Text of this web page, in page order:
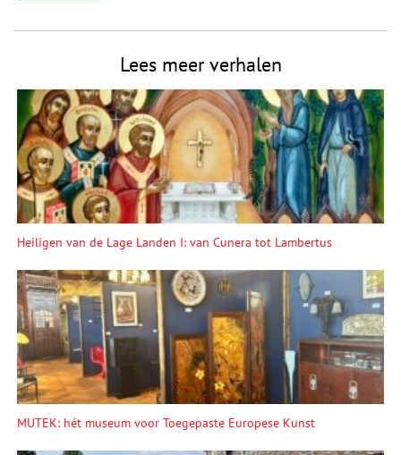
Lees meer verhalen
Heiligen van de Lage Landen I: van Cunera tot Lambertus
MUTEK: hét museum voor Toegepaste Europese Kunst